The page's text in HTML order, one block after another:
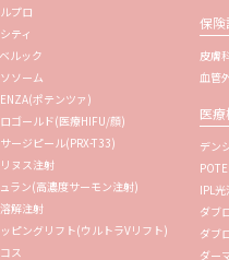
プロ
ティ
ルック
ソーム
ポテンツァ)
ゴールド(医療HIFU/顔)
ージピール(PRX-T33)
ヌス注射
ラン(高濃度サーモン注射)
解注射
ピングリフト(ウルトラVリフト)
ス
保険
皮膚
血管
医
デン
IPL
ダブ
ダブ
ダー